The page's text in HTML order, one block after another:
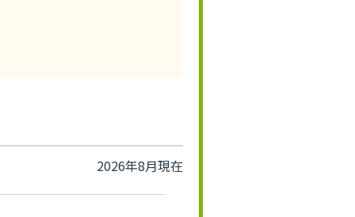
2026年8月現在